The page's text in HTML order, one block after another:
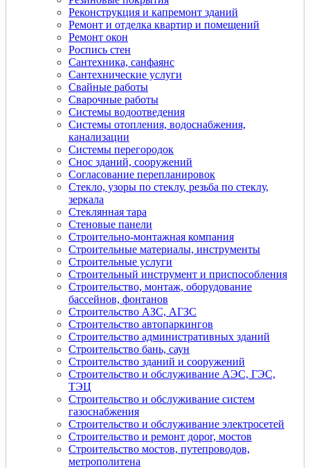
Реконструкция и капремонт зданий
Ремонт и отделка квартир и помещений
Ремонт окон
Роспись стен
Сантехника, санфаянс
Сантехнические услуги
Свайные работы
Сварочные работы
Системы водоотведения
Системы отопления, водоснабжения,
канализации
Системы перегородок
Снос зданий, сооружений
Согласование перепланировок
Стекло, узоры по стеклу, резьба по стеклу,
зеркала
Стеклянная тара
Стеновые панели
Строительно-монтажная компания
Строительные материалы, инструменты
Строительные услуги
Строительный инструмент и приспособления
Строительство, монтаж, оборудование
бассейнов, фонтанов
Строительство АЗС, АГЗС
Строительство автопаркингов
Строительство административных зданий
Строительство бань, саун
Строительство зданий и сооружений
Строительство и обслуживание АЭС, ГЭС,
ТЭЦ
Строительство и обслуживание систем
газоснабжения
Строительство и обслуживание электросетей
Строительство и ремонт дорог, мостов
Строительство мостов, путепроводов,
метрополитена